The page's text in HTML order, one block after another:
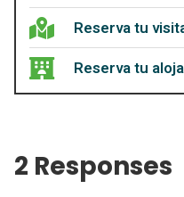
Reserva tu
Reserva tu
2 Responses